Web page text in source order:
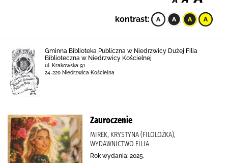
kontrast:
Gminna Biblioteka Publiczna w Niedrzwicy Dużej Filia
Biblioteczna w Niedrzwicy Kościelnej
ul. Krakowska 91
24-220 Niedrzwica Kościelna
Zauroczenie
MIREK, KRYSTYNA (FILOLOŻKA),
WYDAWNICTWO FILIA
Rok wydania: 2025.